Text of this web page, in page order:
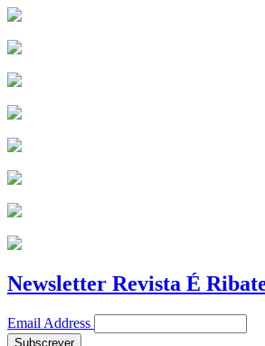
Newsletter Revista É
Email Address